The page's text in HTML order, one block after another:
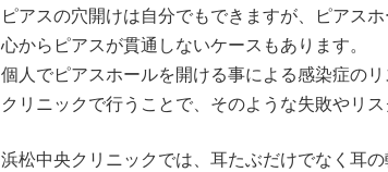
ピアスの穴開けは自分でもできますが、ピアス
心からピアスが貫通しないケースもあります。
個人でピアスホールを開ける事による感染症の
クリニックで行うことで、そのような失敗やリス
浜松中央クリニックでは、耳たぶだけでなく耳